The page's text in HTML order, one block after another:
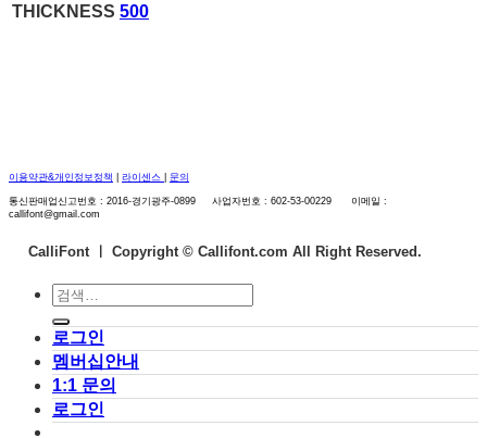
THICKNESS 500
이용약관&개인정보정책 라이센스 문의
통신판매업신고번호 : 2016-경기광주-0899 사업자번호 : 602-53-00229 이메일 :
callifont@gmail.com
CalliFont ㅣ Copyright © Callifont.com All Right Reserved.
검
색:
로그인
멤버십안내
1:1 문의
로그인